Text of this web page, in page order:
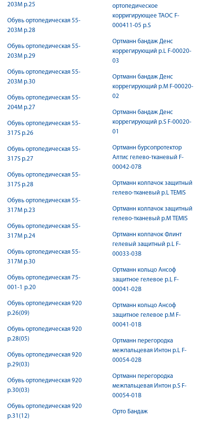
203М р.25
Обувь ортопедическая 55-
203М р.28
Обувь ортопедическая 55-
203М р.29
Обувь ортопедическая 55-
203М р.30
Обувь ортопедическая 55-
204М р.27
Обувь ортопедическая 55-
317S р.26
Обувь ортопедическая 55-
317S р.27
Обувь ортопедическая 55-
317S р.28
Обувь ортопедическая 55-
317М р.23
Обувь ортопедическая 55-
317М р.24
Обувь ортопедическая 55-
317М р.30
Обувь ортопедическая 75-
001-1 р.20
Обувь ортопедическая 920
р.26(09)
Обувь ортопедическая 920
р.28(05)
Обувь ортопедическая 920
р.29(03)
Обувь ортопедическая 920
р.30(03)
Обувь ортопедическая 920
р.31(12)
ортопедическое
корригирующее ТАОС F-
000411-05 р.S
Ортманн бандаж Денс
коррегирующий р.L F-00020-
03
Ортманн бандаж Денс
коррегирующий р.M F-00020-
02
Ортманн бандаж Денс
коррегирующий р.S F-00020-
01
Ортманн бурсопротектор
Алтис гелево-тканевый F-
00042-07B
Ортманн колпачок защитный
гелево-тканевый р.L TEMIS
Ортманн колпачок защитный
гелево-тканевый р.M TEMIS
Ортманн колпачок Флинт
гелевый защитный р.L F-
00033-03B
Ортманн кольцо Ансоф
защитное гелевое р.L F-
00041-02B
Ортманн кольцо Ансоф
защитное гелевое р.M F-
00041-01B
Ортманн перегородка
межпальцевая Интон р.L F-
00054-02B
Ортманн перегородка
межпальцевая Интон р.S F-
00054-01B
Орто Бандаж